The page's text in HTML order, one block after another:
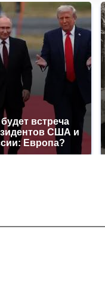
будет встреча
США и
Европа?